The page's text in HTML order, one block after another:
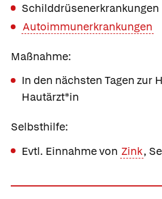
Schilddrüsenerkrankungen
Autoimmunerkrankungen
Maßnahme:
In den nächsten Tagen zur
Hautärzt*in
Selbsthilfe:
Evtl. Einnahme von Zink,